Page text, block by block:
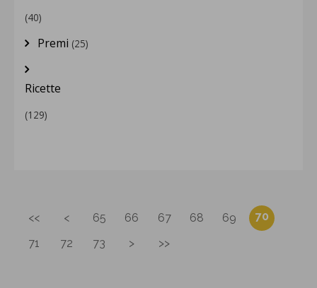
(40)
Premi (25)
Ricette
(129)
<< < 65 66 67 68 69
70
71
72 73 > >>